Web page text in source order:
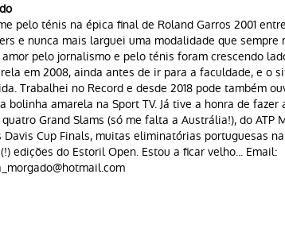
pelo ténis na épica final de Roland Garros 2001
e nunca mais larguei uma modalidade que sempre
pelo jornalismo e pelo ténis foram crescendo
em 2008, ainda antes de ir para a faculdade, e o
Trabalhei no Record e desde 2018 pode também
bolinha amarela na Sport TV. Já tive a honra de
Grand Slams (só me falta a Austrália!), do ATP
Davis Cup Finals, muitas eliminatórias portuguesas
edições do Estoril Open. Estou a ficar velho... Email: